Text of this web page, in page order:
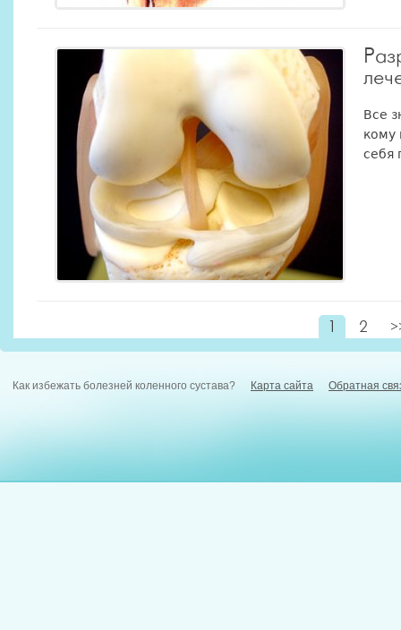
Все
кому
себя
2
Как избежать болезней коленного сустава? Карта сайта Обратная